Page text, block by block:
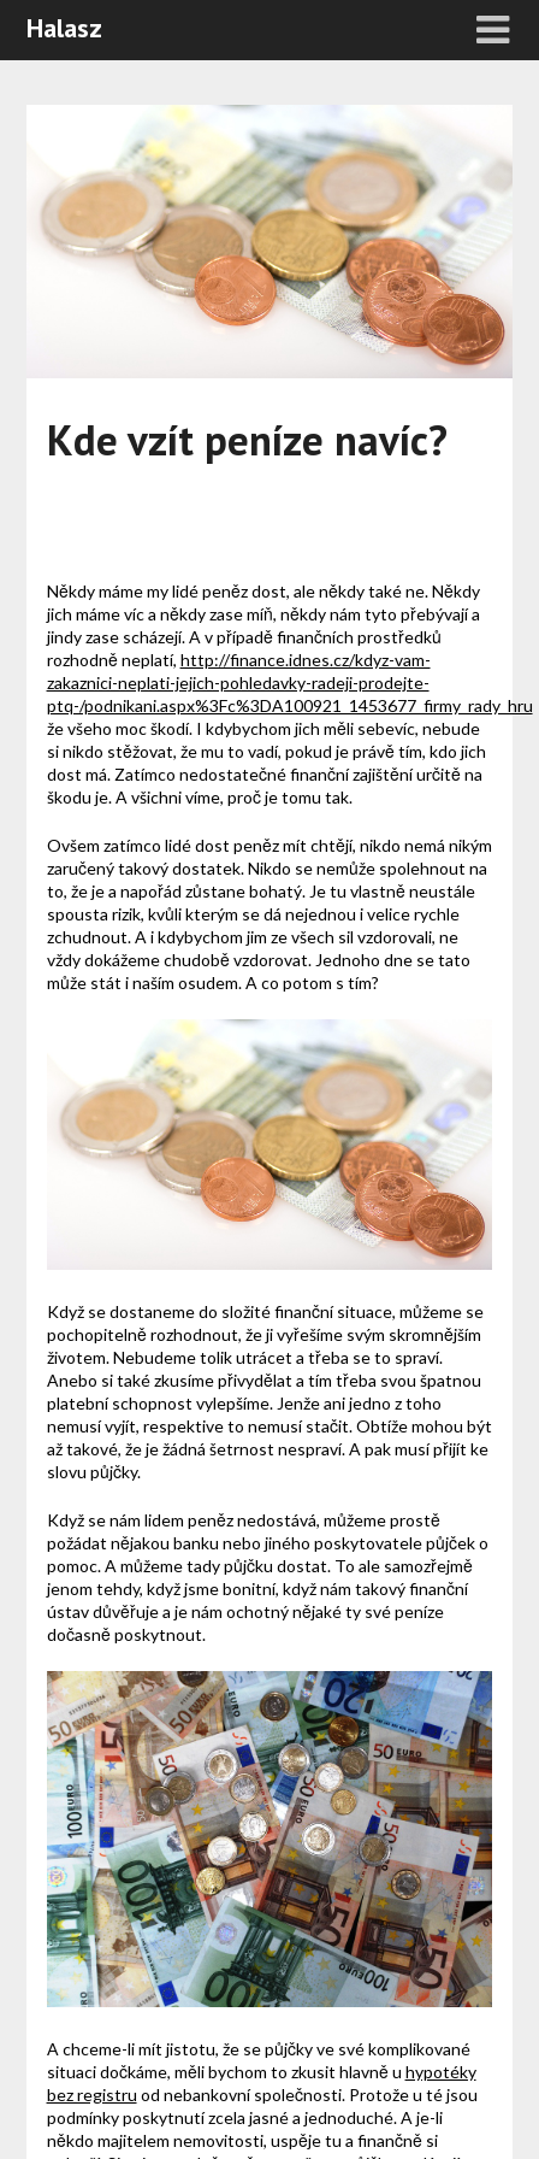
Halasz
Kde vzít peníze navíc?
Někdy máme my lidé peněz dost, ale někdy také ne. Někdy
jich máme víc a někdy zase míň, někdy nám tyto přebývají a
jindy zase scházejí. A v případě finančních prostředků
rozhodně neplatí, http://finance.idnes.cz/kdyz-vam-
zakaznici-neplati-jejich-pohledavky-radeji-prodejte-
ptq-/podnikani.aspx%3Fc%3DA100921_1453677_firmy_rady_hru
že všeho moc škodí. I kdybychom jich měli sebevíc, nebude
si nikdo stěžovat, že mu to vadí, pokud je právě tím, kdo jich
dost má. Zatímco nedostatečné finanční zajištění určitě na
škodu je. A všichni víme, proč je tomu tak.
Ovšem zatímco lidé dost peněz mít chtějí, nikdo nemá nikým
zaručený takový dostatek. Nikdo se nemůže spolehnout na
to, že je a napořád zůstane bohatý. Je tu vlastně neustále
spousta rizik, kvůli kterým se dá nejednou i velice rychle
zchudnout. A i kdybychom jim ze všech sil vzdorovali, ne
vždy dokážeme chudobě vzdorovat. Jednoho dne se tato
může stát i naším osudem. A co potom s tím?
Když se dostaneme do složité finanční situace, můžeme se
pochopitelně rozhodnout, že ji vyřešíme svým skromnějším
životem. Nebudeme tolik utrácet a třeba se to spraví.
Anebo si také zkusíme přivydělat a tím třeba svou špatnou
platební schopnost vylepšíme. Jenže ani jedno z toho
nemusí vyjít, respektive to nemusí stačit. Obtíže mohou být
až takové, že je žádná šetrnost nespraví. A pak musí přijít ke
slovu půjčky.
Když se nám lidem peněz nedostává, můžeme prostě
požádat nějakou banku nebo jiného poskytovatele půjček o
pomoc. A můžeme tady půjčku dostat. To ale samozřejmě
jenom tehdy, když jsme bonitní, když nám takový finanční
ústav důvěřuje a je nám ochotný nějaké ty své peníze
dočasně poskytnout.
A chceme-li mít jistotu, že se půjčky ve své komplikované
situaci dočkáme, měli bychom to zkusit hlavně u hypotéky
bez registru od nebankovní společnosti. Protože u té jsou
podmínky poskytnutí zcela jasné a jednoduché. A je-li
někdo majitelem nemovitosti, uspěje tu a finančně si